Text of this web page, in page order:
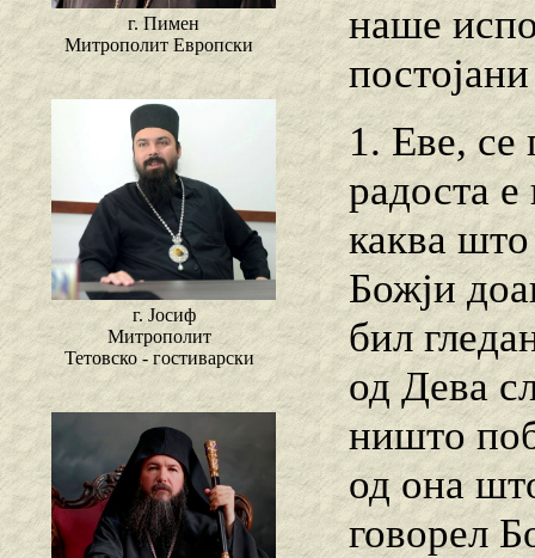
г. Пимен
Митрополит Европски
г. Јосиф
Митрополит
Тетовско - гостиварски
наше
1. Еве, се
радоста е
каква
Божји
бил
од Дева
ништо
од она
говорел